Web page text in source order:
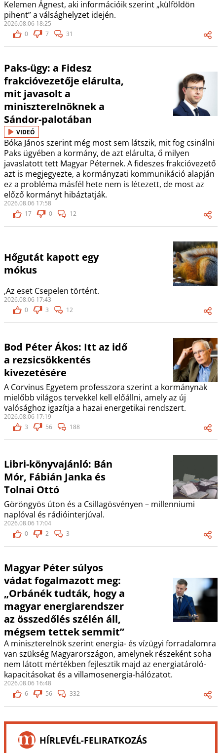
Kelemen Ágnest, aki információik szerint „külföldön
pihent” a válsághelyzet idején.
2026.08.06 18:25
0
7 31
Paks-ügy: a Fidesz
frakcióvezetője elárulta,
mit javasolt a
miniszterelnöknek a
Sándor-palotában
VIDEÓ
Bóka János szerint még most sem látszik, mit fog csinálni
Paks ügyében a kormány, de azt elárulta, ő milyen
javaslatott tett Magyar Péternek. A fideszes frakcióvezető
azt is megjegyezte, a kormányzati kommunikáció alapján
ez a probléma másfél hete nem is létezett, de most az
előző kormányt hibáztatják.
2026.08.06 17:58
17
0 12
Hőgutát kapott egy
mókus
,Az eset Csepelen történt.
2026.08.06 17:43
0
3 12
Bod Péter Ákos: Itt az idő
a rezsicsökkentés
kivezetésére
A Corvinus Egyetem professzora szerint a kormánynak
mielőbb világos tervekkel kell előállni, amely az új
valósághoz igazítja a hazai energetikai rendszert.
2026.08.06 17:19
3
56 188
Libri-könyvajánló: Bán
Mór, Fábián Janka és
Tolnai Ottó
Göröngyös úton és a Csillagösvényen – millenniumi
naplóval és rádióinterjúval.
2026.08.06 17:04
0
2 3
Magyar Péter súlyos
vádat fogalmazott meg:
„Orbánék tudták, hogy a
magyar energiarendszer
az összedőlés szélén áll,
mégsem tettek semmit”
A miniszterelnök szerint energia- és vízügyi forradalomra
van szükség Magyarországon, amelynek részeként soha
nem látott mértékben fejlesztik majd az energiatároló-
kapacitásokat és a villamosenergia-hálózatot.
2026.08.06 16:48
6
56 332
HÍRLEVÉL-FELIRATKOZÁS